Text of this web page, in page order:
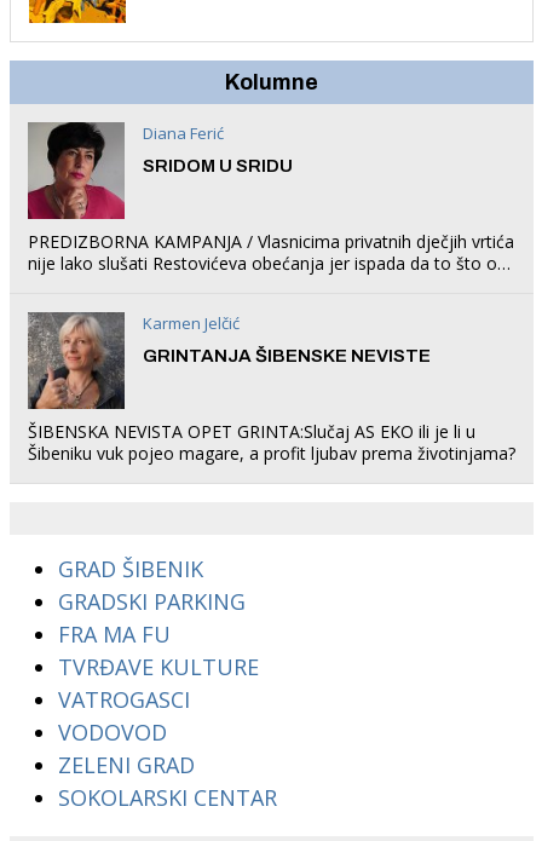
Kolumne
Diana Ferić
SRIDOM U SRIDU
PREDIZBORNA KAMPANJA / Vlasnicima privatnih dječjih vrtića
nije lako slušati Restovićeva obećanja jer ispada da to što oni
Karmen Jelčić
GRINTANJA ŠIBENSKE NEVISTE
ŠIBENSKA NEVISTA OPET GRINTA:Slučaj AS EKO ili je li u
Šibeniku vuk pojeo magare, a profit ljubav prema životinjama?
GRAD ŠIBENIK
GRADSKI PARKING
FRA MA FU
TVRĐAVE KULTURE
VATROGASCI
VODOVOD
ZELENI GRAD
SOKOLARSKI CENTAR